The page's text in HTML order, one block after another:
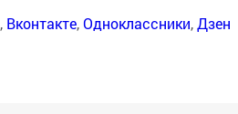
, Вконтакте,Одноклассники,Дзен